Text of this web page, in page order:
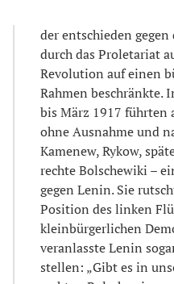
der entschieden
durch das Proletariat
Revolution auf einen
Rahmen beschränkte.
bis März 1917 führten
ohne Ausnahme und
Kamenew, Rykow,
rechte Bolschewiki –
gegen Lenin. Sie
Position des linken
kleinbürgerlichen
veranlasste Lenin
stellen: „Gibt es in